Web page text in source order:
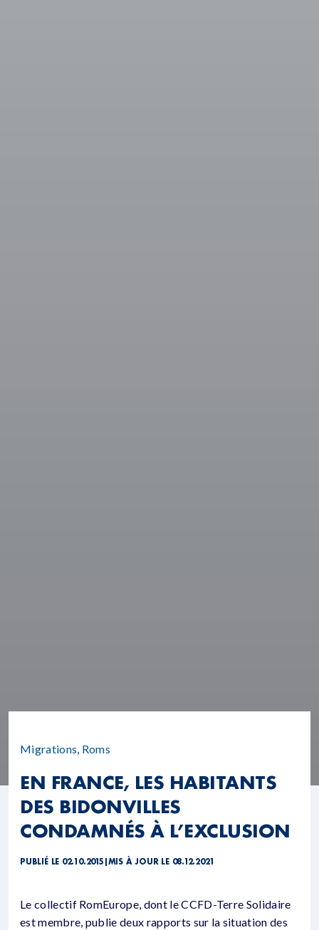
Migrations, Roms
EN FRANCE, LES HABITANTS
DES BIDONVILLES
CONDAMNÉS À L’EXCLUSION
PUBLIÉ LE 02.10.2015 MIS À JOUR LE 08.12.2021
Le collectif RomEurope, dont le CCFD-Terre Solidaire
est membre, publie deux rapports sur la situation des